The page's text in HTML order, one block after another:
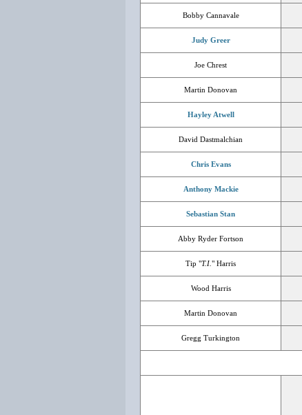
Bobby Cannavale
Judy Greer
Joe Chrest
Martin Donovan
Hayley Atwell
David Dastmalchian
Chris Evans
Anthony Mackie
Sebastian Stan
Abby Ryder Fortson
Tip "T.I. " Harris
Wood Harris
Martin Donovan
Gregg Turkington